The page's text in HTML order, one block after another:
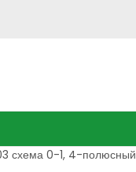
схема 0-1, 4-полюсный